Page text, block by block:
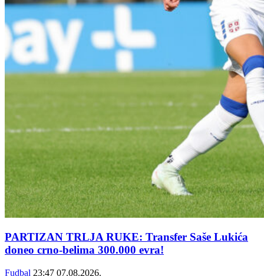
PARTIZAN TRLJA RUKE: Transfer Saše Lukića
doneo crno-belima 300.000 evra!
Fudbal 23:47 07.08.2026.